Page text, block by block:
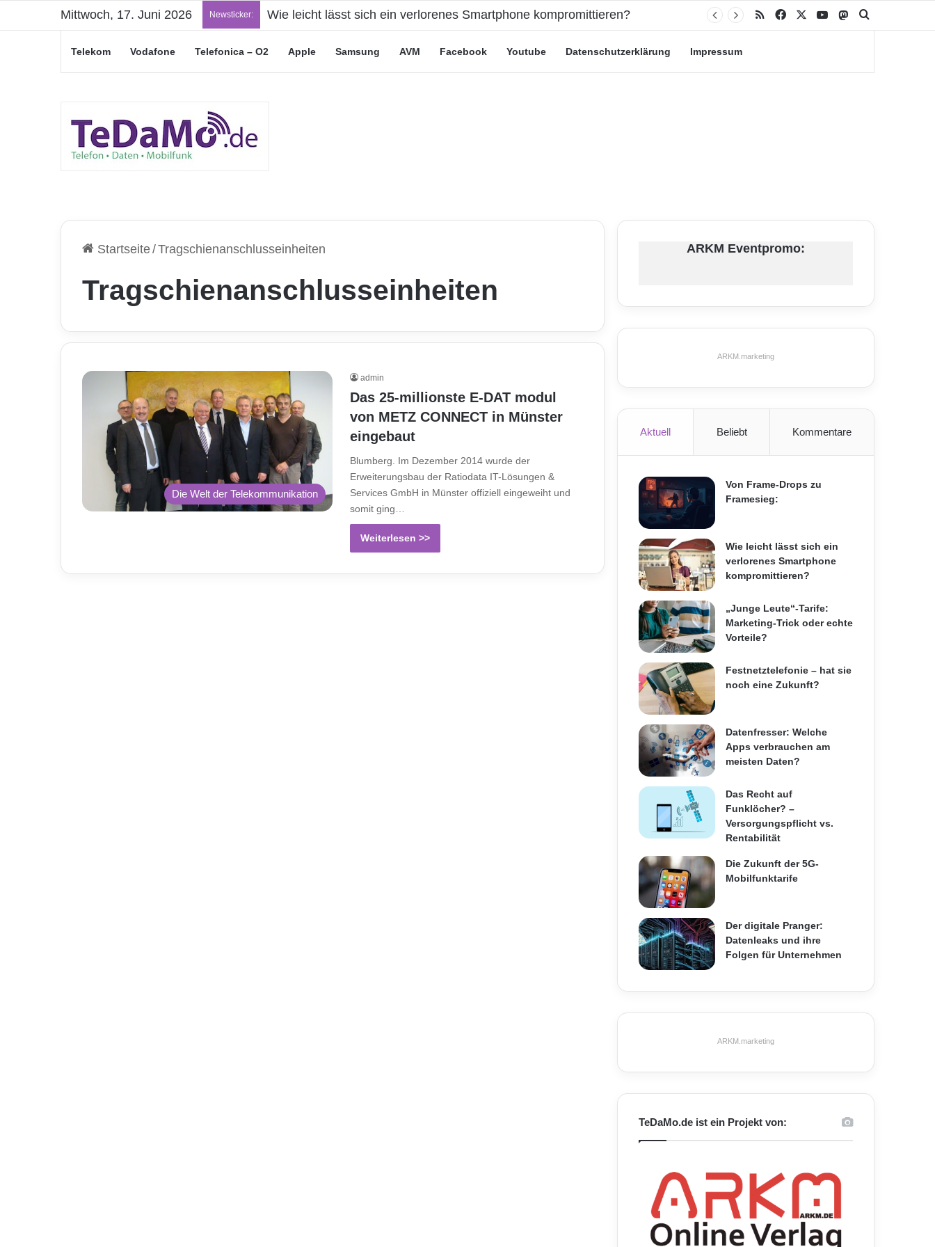
Mittwoch, 17. Juni 2026 Newsticker: „Junge Leute“-Tarife: Marketing-Trick oder echte Vorteile? RSS Facebook YouTubeMastodon
Telekom Vodafone Telefonica – O2 Apple Samsung AVM Facebook Youtube Datenschutzerklärung Impressum
Startseite/Tragschienanschlusseinheiten
Tragschienanschlusseinheiten
Die Welt der Telekommunikation
admin
Das 25-millionste E-DAT modul
von METZ CONNECT in Münster
eingebaut
Blumberg. Im Dezember 2014 wurde der
Erweiterungsbau der Ratiodata IT-Lösungen &
Services GmbH in Münster offiziell eingeweiht und
somit ging…
Weiterlesen >>
ARKM Eventpromo:
ARKM.marketing
Aktuell Beliebt Kommentare
Von Frame-Drops zu
Framesieg:
Wie leicht lässt sich ein
verlorenes Smartphone
kompromittieren?
„Junge Leute“-Tarife:
Marketing-Trick oder echte
Vorteile?
Festnetztelefonie – hat sie
noch eine Zukunft?
Datenfresser: Welche
Apps verbrauchen am
meisten Daten?
Das Recht auf
Funklöcher? –
Versorgungspflicht vs.
Rentabilität
Die Zukunft der 5G-
Mobilfunktarife
Der digitale Pranger:
Datenleaks und ihre
Folgen für Unternehmen
ARKM.marketing
TeDaMo.de ist ein Projekt von: